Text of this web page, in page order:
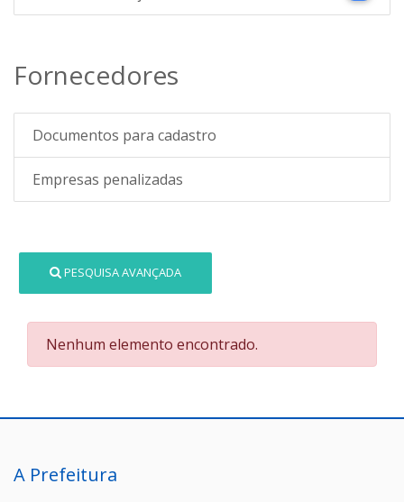
Fornecedores
Documentos para cadastro
Empresas penalizadas
PESQUISA AVANÇADA
Nenhum elemento encontrado.
A Prefeitura